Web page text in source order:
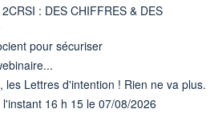
: DES CHIFFRES & DES
pour sécuriser
les Lettres d'intention ! Rien ne va plus.
16 h 15 le 07/08/2026